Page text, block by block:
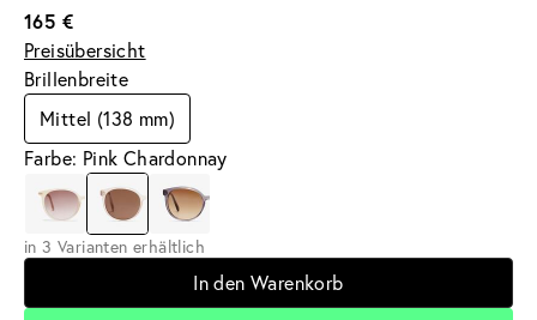
165 €
Preisübersicht
Brillenbreite
Mittel (138 mm)
Farbe: Pink Chardonnay
in 3 Varianten erhältlich
In den Warenkorb